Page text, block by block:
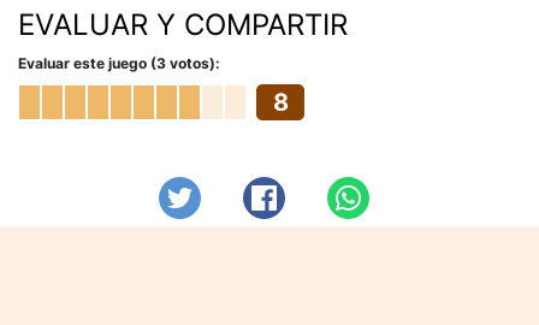
EVALUAR Y COMPARTIR
Evaluar este juego (3 votos):
8